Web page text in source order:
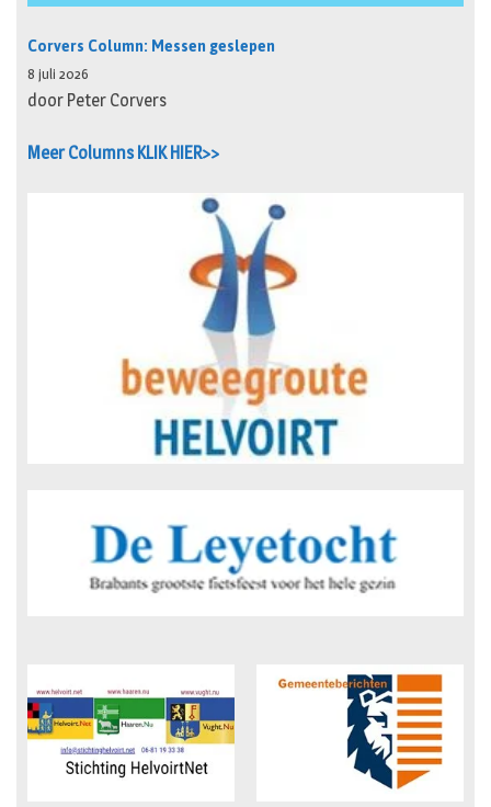
Corvers Column: Messen geslepen
8 juli 2026
door Peter Corvers
Meer Columns KLIK HIER>>